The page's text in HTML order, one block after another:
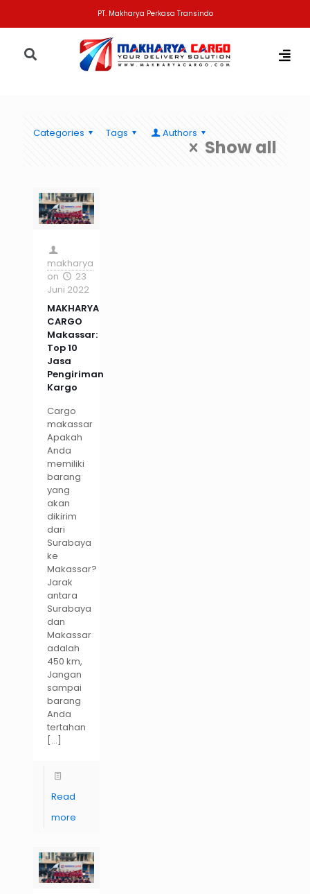
PT. Makharya Perkasa Transindo
Categories Tags Authors
Show all
makharya
on
23
Juni 2022
MAKHARYA
CARGO
Makassar:
Top 10
Jasa
Pengiriman
Kargo
Cargo
makassar
Apakah
Anda
memiliki
barang
yang
akan
dikirim
dari
Surabaya
ke
Makassar?
Jarak
antara
Surabaya
dan
Makassar
adalah
450 km,
Jangan
sampai
barang
Anda
tertahan
[…]
Read
more